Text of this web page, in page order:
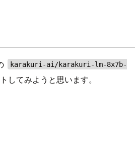
karakuri-ai/karakuri-lm-8x7b-
してみようと思います。